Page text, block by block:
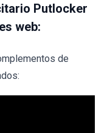
Putlocker
web:
de